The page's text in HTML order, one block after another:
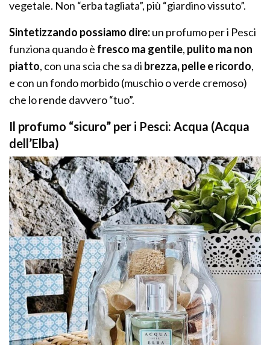
vegetale. Non “erba tagliata”, più “giardino vissuto”.
Sintetizzando possiamo dire:un profumo per i Pesci
funziona quando è fresco ma gentile, pulito ma non
piatto, con una scia che sa di brezza, pelle e ricordo,
e con un fondo morbido (muschio o verde cremoso)
che lo rende davvero “tuo”.
Il profumo “sicuro” per i Pesci: Acqua (Acqua
dell’Elba)